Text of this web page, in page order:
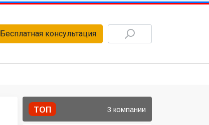
Бесплатная консультация
ТОП 3 компании